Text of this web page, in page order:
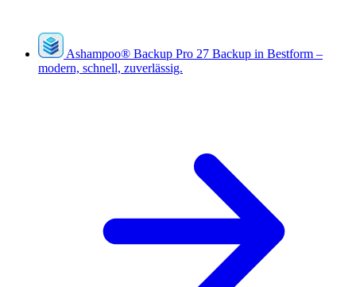
Ashampoo® Backup Pro 27 Backup in Bestform –
modern, schnell, zuverlässig.